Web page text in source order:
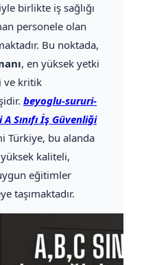
birlikte iş sağlığı
personele olan
Bu noktada,
, en yüksek yetki
ve kritik
beyoglu-sururi-
Sınıfı İş Güvenliği
Türkiye, bu alanda
kaliteli,
eğitimler
taşımaktadır.